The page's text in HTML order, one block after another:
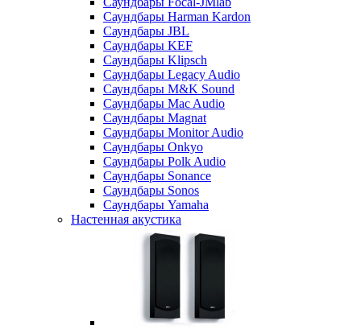
Саундбары Harman Kardon
Саундбары JBL
Саундбары KEF
Саундбары Klipsch
Саундбары Legacy Audio
Саундбары M&K Sound
Саундбары Mac Audio
Саундбары Magnat
Саундбары Monitor Audio
Саундбары Onkyo
Саундбары Polk Audio
Саундбары Sonance
Саундбары Sonos
Саундбары Yamaha
Настенная акустика